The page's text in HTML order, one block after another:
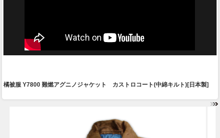
橘被服 Y7800 難燃アグニノジャケット カストロコート(中綿キルト)[日本製]